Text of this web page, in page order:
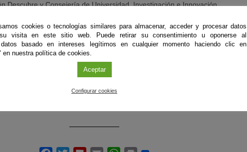
Descubre y Consejería de Universidad, Investigación e Innovación
Patrocina
Fundación Española para la Ciencia y la Tecnología (FECYT)
Colabora
Smart City Cluster
Centro
cookies o tecnologías similares para almacenar, acceder y procesar datos
visita en este sitio web. Puede retirar su consentimiento u oponerse al
basado en intereses legítimos en cualquier momento haciendo clic en
en nuestra política de cookies.
Aceptar
Configurar cookies